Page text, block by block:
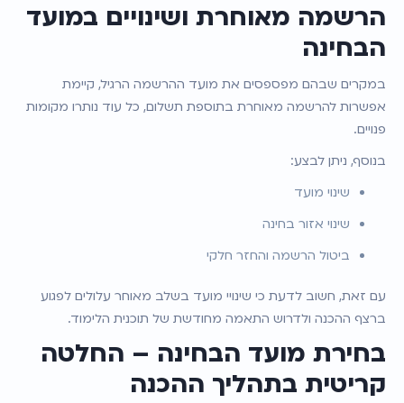
הרשמה מאוחרת ושינויים במועד
הבחינה
במקרים שבהם מפספסים את מועד ההרשמה הרגיל, קיימת
אפשרות להרשמה מאוחרת בתוספת תשלום, כל עוד נותרו מקומות
פנויים.
בנוסף, ניתן לבצע:
שינוי מועד
שינוי אזור בחינה
ביטול הרשמה והחזר חלקי
עם זאת, חשוב לדעת כי שינויי מועד בשלב מאוחר עלולים לפגוע
ברצף ההכנה ולדרוש התאמה מחודשת של תוכנית הלימוד.
בחירת מועד הבחינה – החלטה
קריטית בתהליך ההכנה